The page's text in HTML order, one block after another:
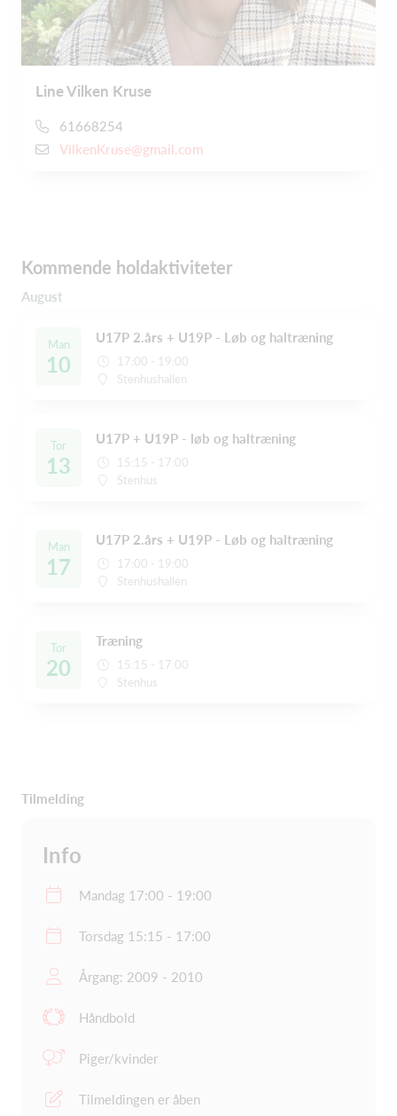
Line Vilken Kruse
61668254
VilkenKruse@gmail.com
Kommende holdaktiviteter
August
Man
10
U17P 2.års + U19P - Løb og haltræning
17:00 - 19:00
Stenhushallen
Tor
13
U17P + U19P - løb og haltræning
15:15 - 17:00
Stenhus
Man
17
U17P 2.års + U19P - Løb og haltræning
17:00 - 19:00
Stenhushallen
Tor
20
Træning
15:15 - 17:00
Stenhus
Tilmelding
Info
Mandag 17:00 - 19:00
Torsdag 15:15 - 17:00
Årgang: 2009 - 2010
Håndbold
Piger/kvinder
Tilmeldingen er åben